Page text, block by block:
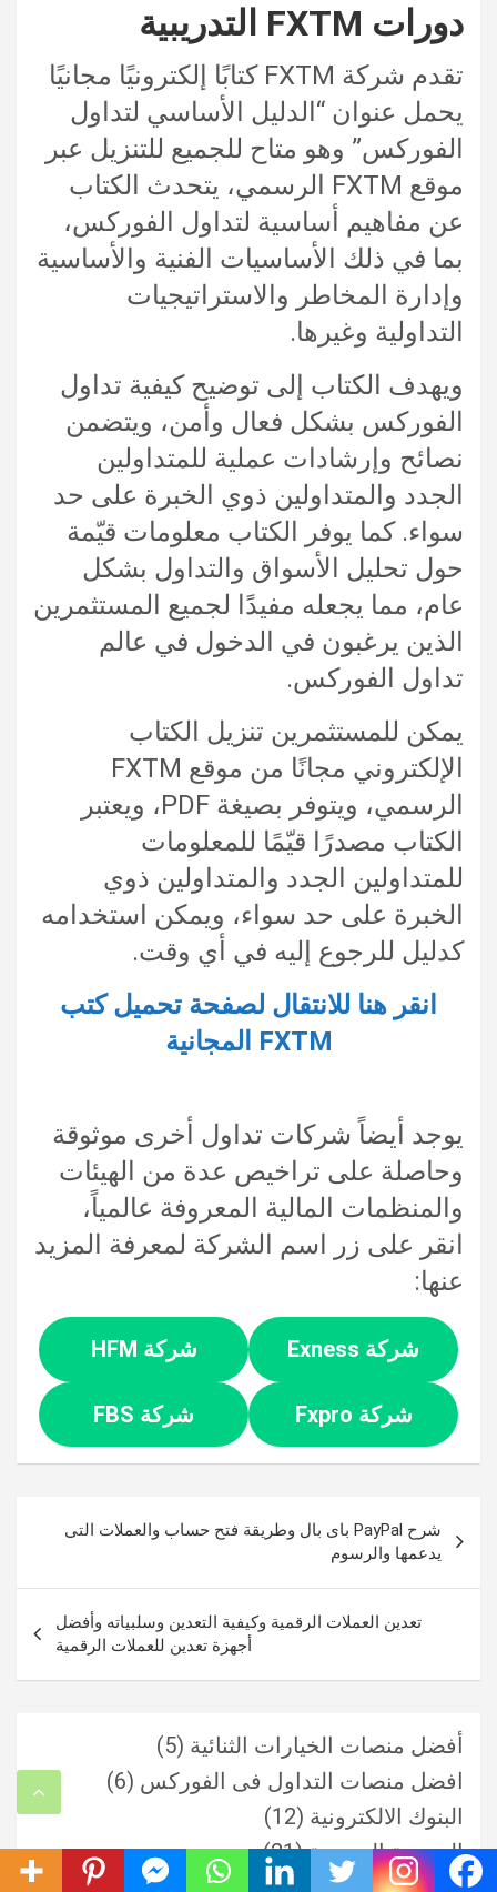
دورات FXTM التدريبية
تقدم شركة FXTM كتابًا إلكترونيًا مجانيًا
يحمل عنوان “الدليل الأساسي لتداول
الفوركس” وهو متاح للجميع للتنزيل عبر
موقع FXTM الرسمي، يتحدث الكتاب
عن مفاهيم أساسية لتداول الفوركس،
بما في ذلك الأساسيات الفنية والأساسية
وإدارة المخاطر والاستراتيجيات
التداولية وغيرها.
ويهدف الكتاب إلى توضيح كيفية تداول
الفوركس بشكل فعال وأمن، ويتضمن
نصائح وإرشادات عملية للمتداولين
الجدد والمتداولين ذوي الخبرة على حد
سواء. كما يوفر الكتاب معلومات قيّمة
حول تحليل الأسواق والتداول بشكل
عام، مما يجعله مفيدًا لجميع المستثمرين
الذين يرغبون في الدخول في عالم
تداول الفوركس.
يمكن للمستثمرين تنزيل الكتاب
الإلكتروني مجانًا من موقع FXTM
الرسمي، ويتوفر بصيغة PDF، ويعتبر
الكتاب مصدرًا قيّمًا للمعلومات
للمتداولين الجدد والمتداولين ذوي
الخبرة على حد سواء، ويمكن استخدامه
كدليل للرجوع إليه في أي وقت.
انقر هنا للانتقال لصفحة تحميل كتب
FXTM المجانية
يوجد أيضاً شركات تداول أخرى موثوقة
وحاصلة على تراخيص عدة من الهيئات
والمنظمات المالية المعروفة عالمياً،
انقر على زر اسم الشركة لمعرفة المزيد
عنها:
شركة Exness شركة HFM
شركة Fxpro شركة FBS
المقالات
شرح PayPal باى بال وطريقة فتح حساب والعملات التى
يدعمها والرسوم
تعدين العملات الرقمية وكيفية التعدين وسلبياته وأفضل
أجهزة تعدين للعملات الرقمية
أفضل منصات الخيارات الثنائية (5)
افضل منصات التداول فى الفوركس (6)
البنوك الالكترونية (12)
البورصة المصرية(21)